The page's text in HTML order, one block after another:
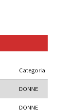
Categoria
DONNE
DONNE